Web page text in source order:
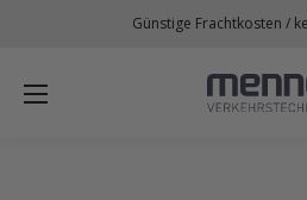
Inhalt
Günstige Frachtkosten / keine Zuschläge
Menne